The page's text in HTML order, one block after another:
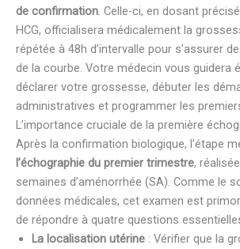
de confirmation . Celle-ci, en dosant
HCG, officialisera médicalement la
répétée à 48h d’intervalle pour s’assurer
de la courbe. Votre médecin vous guidera
déclarer votre grossesse, débuter les
administratives et programmer les
L’importance cruciale de la première
Après la confirmation biologique, l’étape
l’échographie du premier trimestre,
semaines d’aménorrhée (SA). Comme le
données médicales, cet examen est
de répondre à quatre questions
La localisation utérine : Vérifier que la